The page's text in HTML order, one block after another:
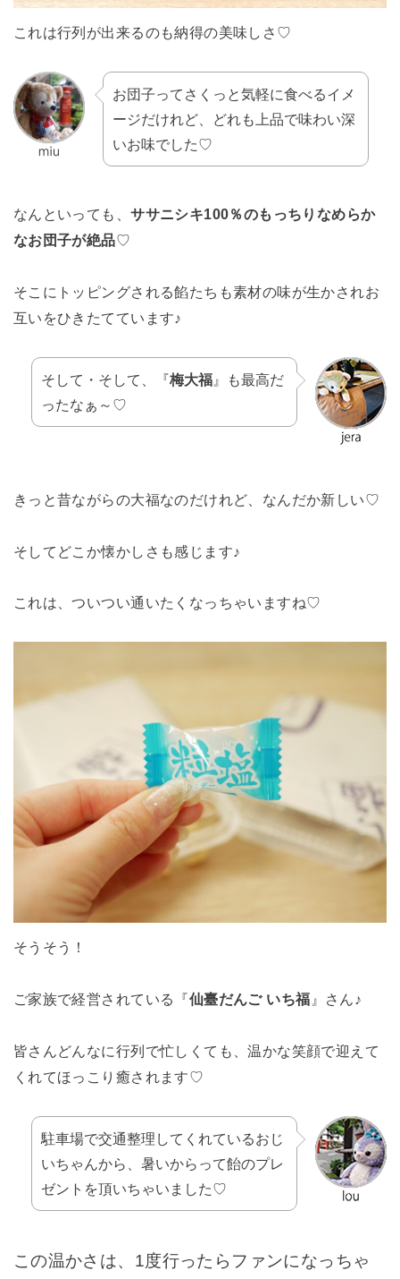
これは行列が出来るのも納得の美味しさ♡
お団子ってさくっと気軽に食べるイメ
ージだけれど、どれも上品で味わい深
いお味でした♡
なんといっても、ササニシキ100％のもっちりなめらか
なお団子が絶品♡
そこにトッピングされる餡たちも素材の味が生かされお
互いをひきたてています♪
そして・そして、『梅大福』も最高だ
ったなぁ～♡
きっと昔ながらの大福なのだけれど、なんだか新しい♡
そしてどこか懐かしさも感じます♪
これは、ついつい通いたくなっちゃいますね♡
そうそう！
ご家族で経営されている『仙臺だんご いち福 』さん♪
皆さんどんなに行列で忙しくても、温かな笑顔で迎えて
くれてほっこり癒されます♡
駐車場で交通整理してくれているおじ
いちゃんから、暑いからって飴のプレ
ゼントを頂いちゃいました♡
この温かさは、1度行ったらファンになっちゃ